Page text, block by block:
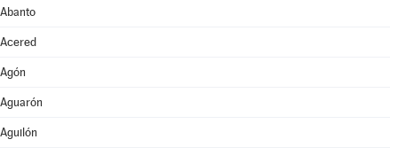
Abanto
Acered
Agón
Aguarón
Aguilón